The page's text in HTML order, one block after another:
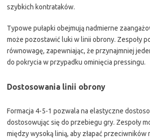
szybkich kontrataków.
Typowe pułapki obejmują nadmierne
może pozostawić luki w linii obrony. Zespoły
równowagę, zapewniając, że przynajmniej
do pokrycia w przypadku ominięcia pressingu.
Dostosowania linii obrony
Formacja 4-5-1 pozwala na elastyczne
dostosowując się do przebiegu gry. Zespoły
między wysoką linią, aby złapać przeciwników